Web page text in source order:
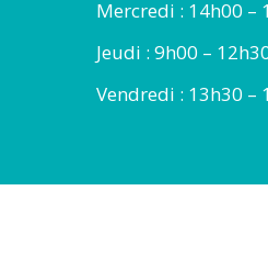
Mercredi : 14h00 –
Jeudi : 9h00 –
Vendredi : 13h30 –